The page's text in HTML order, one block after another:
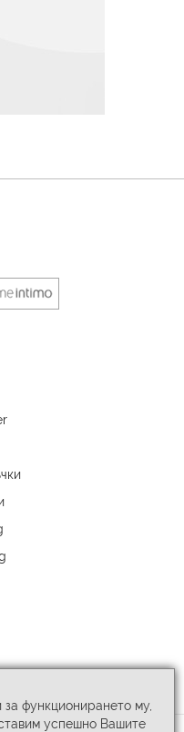
за функционирането му,
успешно Вашите